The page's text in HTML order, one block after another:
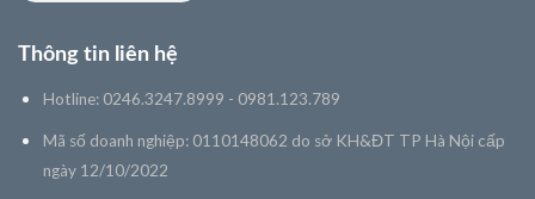
Thông tin liên hệ
Hotline: 0246.3247.8999 - 0981.123.789
Mã số doanh nghiệp: 0110148062 do sở KH&ĐT TP Hà Nội cấp
ngày 12/10/2022